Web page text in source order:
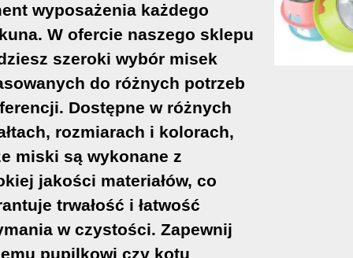
wyposażenia każdego
W ofercie naszego sklepu
szeroki wybór misek
do różnych potrzeb
Dostępne w różnych
rozmiarach i kolorach,
miski są wykonane z
jakości materiałów, co
trwałość i łatwość
w czystości. Zapewnij
pupilkowi czy kotu